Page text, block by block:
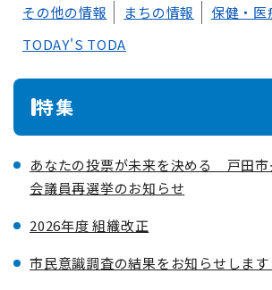
その他の情報
まちの情報
保健・医
TODAY'S TODA
特集
あなたの投票が未来を決める 戸田市
会議員再選挙のお知らせ
2026年度 組織改正
市民意識調査の結果をお知らせします